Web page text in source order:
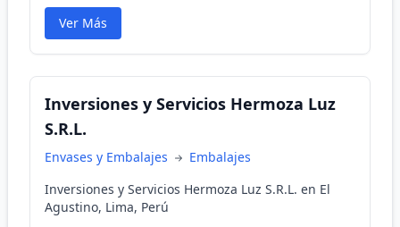
Ver Más
Inversiones y Servicios Hermoza Luz
S.R.L.
Envases y Embalajes
Embalajes
Inversiones y Servicios Hermoza Luz S.R.L. en El
Agustino, Lima, Perú